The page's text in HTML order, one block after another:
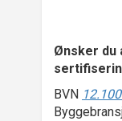
Ønsker du
BVN